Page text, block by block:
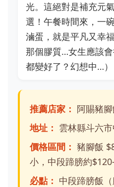
光。這絕對是補充元
選！午餐時間來，一
滷蛋，就是平凡又幸
那個膠質…女生應該
都變好了？幻想中…）
推薦店家： 阿賜豬腳
地址： 雲林縣斗六
價格區間： 豬腳飯
小，中段蹄膀約
必點： 中段蹄膀飯（